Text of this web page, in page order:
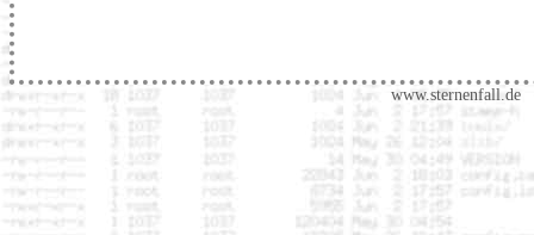
www.sternenfall.de